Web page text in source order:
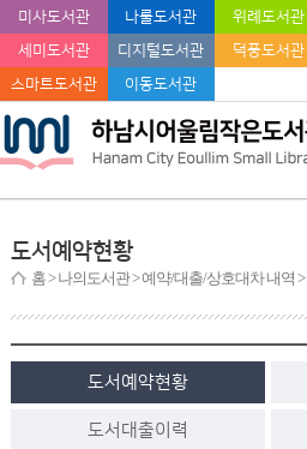
미사도서관 나룰도서관 위례도서관
세미도서관
디지털도서관 덕풍도서관
스마트도서관
이동도서관
도서예약현황
홈> 나의도서관 > 예약/대출/상호대차 내역 >
도서예약현황
도서대출이력